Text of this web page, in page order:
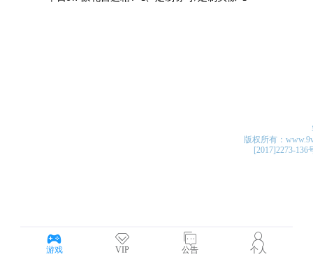
游戏 VIP 公告 个人
版权所有：
[2017]2273-136